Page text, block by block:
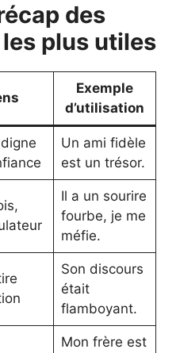
des
plus utiles
Exemple
d’utilisation
Un ami fidèle
est un trésor.
Il a un sourire
fourbe, je me
méfie.
Son discours
était
flamboyant.
Mon frère est